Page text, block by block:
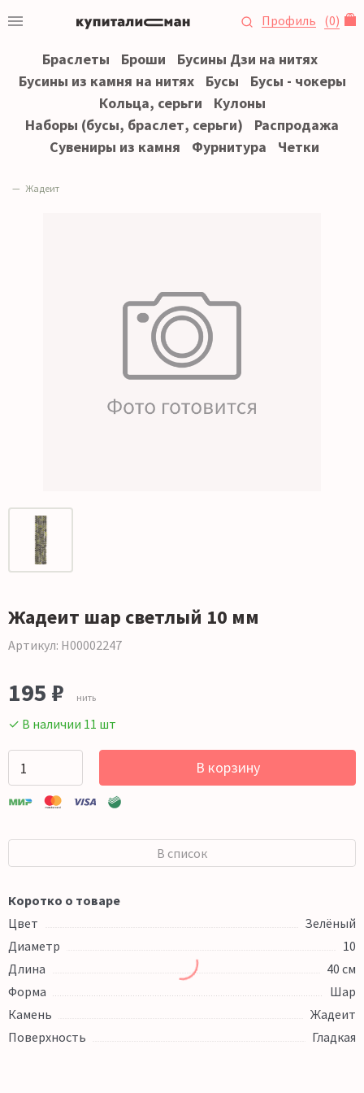
Профиль (0)
Браслеты Броши
Бусины Дзи на нитях
Бусины из камня на нитях
Бусы
Бусы - чокеры
Кольца, серьги
Кулоны
Наборы (бусы, браслет, серьги)
Распродажа
Сувениры из камня
Фурнитура Четки
Жадеит
Жадеит шар светлый 10 мм
Артикул: Н00002247
195 ₽ нить
✓ В наличии 11 шт
В корзину
В список
Коротко о товаре
Цвет
Зелёный
Диаметр
10
Длина
40 см
Форма
Шар
Камень
Жадеит
Поверхность
Гладкая